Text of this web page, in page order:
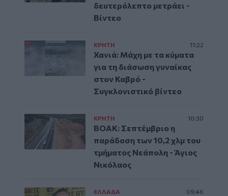
δευτερόλεπτο μετράει -
Βίντεο
ΚΡΗΤΗ 11:22
Χανιά: Μάχη με τα κύματα
για τη διάσωση γυναίκας
στον Καβρό -
Συγκλονιστικό βίντεο
ΚΡΗΤΗ 10:30
ΒΟΑΚ: Σεπτέμβριο η
παράδοση των 10,2 χλμ του
τμήματος Νεάπολη - Άγιος
Νικόλαος
ΕΛΛAΔΑ 09:46